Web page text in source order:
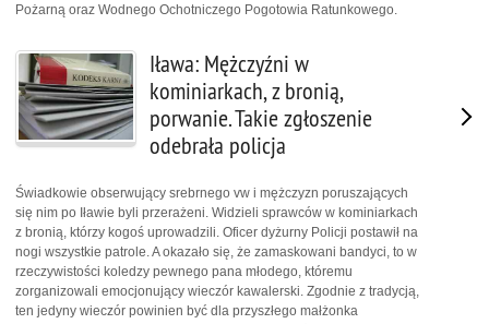
Pożarną oraz Wodnego Ochotniczego Pogotowia Ratunkowego.
Iława: Mężczyźni w
kominiarkach, z bronią,
porwanie. Takie zgłoszenie
odebrała policja
Świadkowie obserwujący srebrnego vw i mężczyzn poruszających
się nim po Iławie byli przerażeni. Widzieli sprawców w kominiarkach
z bronią, którzy kogoś uprowadzili. Oficer dyżurny Policji postawił na
nogi wszystkie patrole. A okazało się, że zamaskowani bandyci, to w
rzeczywistości koledzy pewnego pana młodego, któremu
zorganizowali emocjonujący wieczór kawalerski. Zgodnie z tradycją,
ten jedyny wieczór powinien być dla przyszłego małżonka